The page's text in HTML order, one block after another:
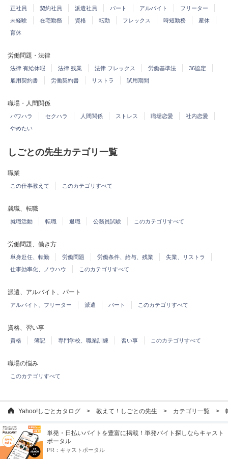
正社員 契約社員 派遣社員 パート アルバイト
フリーター
未経験
在宅勤務 資格 転勤 フレックス 時短勤務
産休
育休
労働問題・法律
法律 有給休暇 法律 残業 法律 フレックス 労働基準法
36協定
雇用契約書
労働契約書 リストラ 試用期間
職場・人間関係
パワハラ セクハラ 人間関係 ストレス 職場恋愛
社内恋愛
やめたい
しごとの先生カテゴリ一覧
職業
この仕事教えて このカテゴリすべて
就職、転職
就職活動 転職 退職 公務員試験 このカテゴリすべて
労働問題、働き方
単身赴任、転勤 労働問題 労働条件、給与、残業
失業、リストラ
仕事効率化、ノウハウ
このカテゴリすべて
派遣、アルバイト、パート
アルバイト、フリーター 派遣 パート このカテゴリすべて
資格、習い事
資格 簿記 専門学校、職業訓練 習い事 このカテゴリすべて
職場の悩み
このカテゴリすべて
Yahoo!しごとカタログ 教えて！しごとの先生 カテゴリ一覧
単発・日払いバイトを豊富に掲載！単発バイト探しならキャスト
ポータル
PR： キャストポータル
Yahoo!しごとカタログ
登録情報